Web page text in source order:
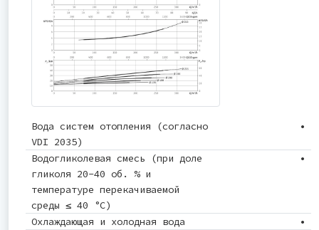
Вода систем отопления (согласно
VDI 2035)
•
Водогликолевая смесь (при доле
гликоля 20-40 об. % и
температуре перекачиваемой
среды ≤ 40 °C)
•
Охлаждающая и холодная вода
•